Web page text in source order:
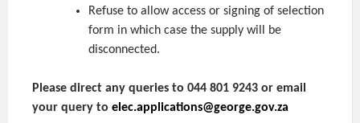
Refuse to allow access or signing of selection
form in which case the supply will be
disconnected.
Please direct any queries to 044 801 9243 or email
your query to elec.applications@george.gov.za